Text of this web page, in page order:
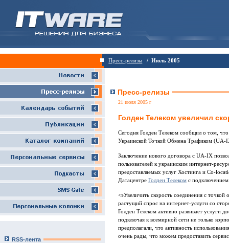
Пресс-релизы / Июль 2005
RSS-лента
Пресс-релизы
21 июля 2005 г
Голден Телеком увеличил
Сегодня Голден Телеком сообщил о том,
Украинской Точкой Обмена Трафиком (UA-
Заключение нового договора с UA-IX
пользователей к украинским интернет-
предоставляемых услуг Хостинга и Сo-
Датацентре Голден Телеком с подключением
<эУвеличить скорость соединения с
растущий спрос на интернет-услуги со
Голден Телеком активно развивает услуги
подключая к всемирной сети не только
предполагали, что активность
очень рады, что можем предоставить